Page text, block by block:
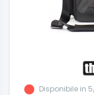
Disponibile in